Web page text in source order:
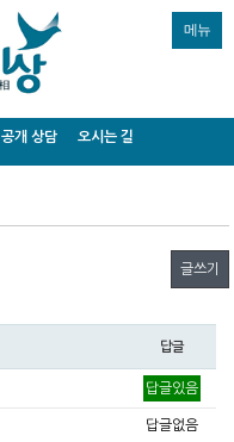
메뉴
공개 상담 오시는 길
글쓰기
답글
답글있음
답글없음